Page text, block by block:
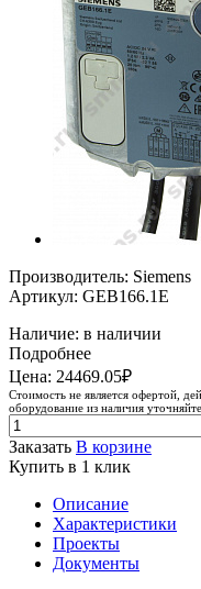
Производитель: Siemens
Артикул: GEB166.1E
Наличие: в наличии
Подробнее
Цена: 24469.05₽
Стоимость не является офертой,
оборудование из наличия
Заказать В корзине
Купить в 1 клик
Описание
Характеристики
Проекты
Документы